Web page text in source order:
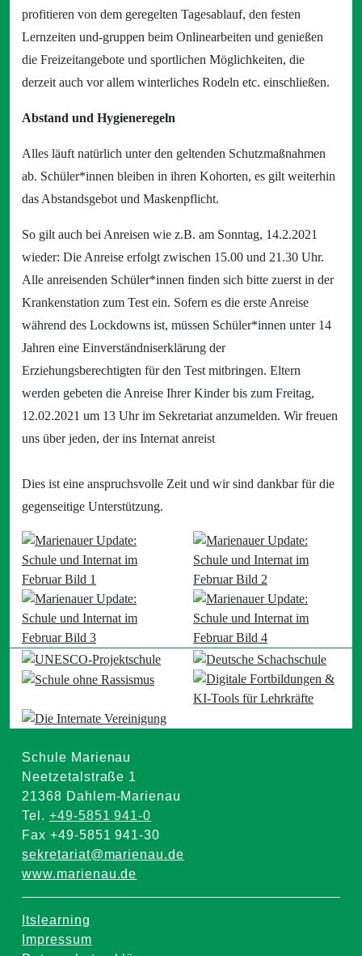
profitieren von dem geregelten Tagesablauf, den festen
Lernzeiten und-gruppen beim Onlinearbeiten und genießen
die Freizeitangebote und sportlichen Möglichkeiten, die
derzeit auch vor allem winterliches Rodeln etc. einschließen.
Abstand und Hygieneregeln
Alles läuft natürlich unter den geltenden Schutzmaßnahmen
ab. Schüler*innen bleiben in ihren Kohorten, es gilt weiterhin
das Abstandsgebot und Maskenpflicht.
So gilt auch bei Anreisen wie z.B. am Sonntag, 14.2.2021
wieder: Die Anreise erfolgt zwischen 15.00 und 21.30 Uhr.
Alle anreisenden Schüler*innen finden sich bitte zuerst in der
Krankenstation zum Test ein. Sofern es die erste Anreise
während des Lockdowns ist, müssen Schüler*innen unter 14
Jahren eine Einverständniserklärung der
Erziehungsberechtigten für den Test mitbringen. Eltern
werden gebeten die Anreise Ihrer Kinder bis zum Freitag,
12.02.2021 um 13 Uhr im Sekretariat anzumelden. Wir freuen
uns über jeden, der ins Internat anreist
Dies ist eine anspruchsvolle Zeit und wir sind dankbar für die
gegenseitige Unterstützung.
Schule Marienau
Neetzetalstraße 1
21368 Dahlem-Marienau
Tel. +49-5851 941-0
Fax +49-5851 941-30
sekretariat@marienau.de
www.marienau.de
Itslearning
Impressum